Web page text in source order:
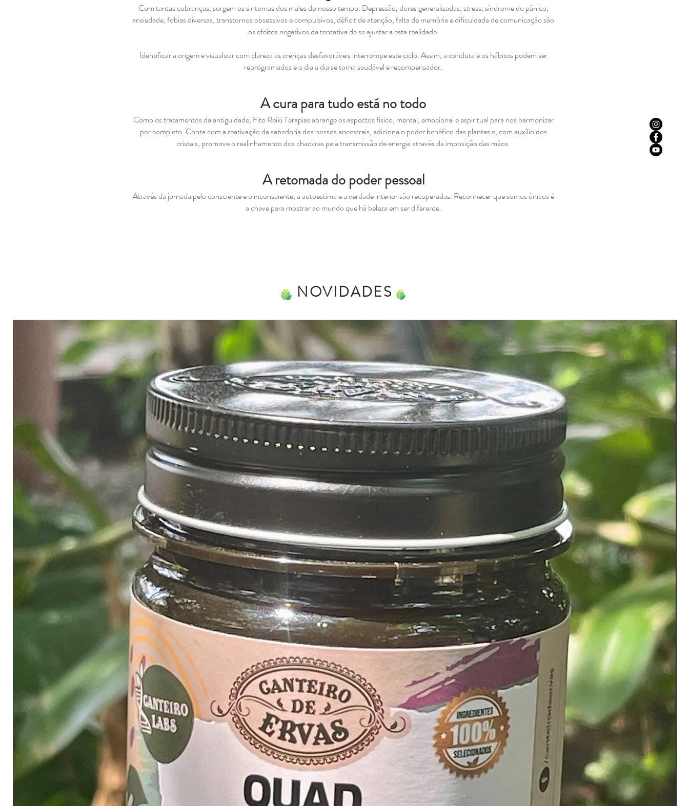
Com tantas cobranças, surgem os sintomas dos males do nosso tempo. Depressão, dores generalizadas, stress, síndrome do pânico,
ansiedade, fobias diversas, transtornos obsessivos e compulsivos, déficit de atenção, falta de memória e dificuldade de comunicação são
os efeitos negativos da tentativa de se ajustar a esta realidade.
Identificar a origem e visualizar com clareza as crenças desfavoráveis interrompe este ciclo. Assim, a conduta e os hábitos podem ser
reprogramados e o dia a dia se torna saudável e recompensador.
A cura para tudo está no todo
Como os tratamentos da antiguidade, Fito Reiki Terapias abrange os aspectos físico, mental, emocional e espiritual para nos harmonizar
por completo. Conta com a reativação da sabedoria dos nossos ancestrais, adiciona o poder benéfico das plantas e, com auxílio dos
cristais, promove o realinhamento dos chackras pela transmissão de energia através da imposição das mãos.
A retomada do poder pessoal
Através da jornada pelo consciente e o inconsciente, a autoestima e a verdade interior são recuperadas. Reconhecer que somos únicos é
a chave para mostrar ao mundo que há beleza em ser diferente.
NOVIDADES